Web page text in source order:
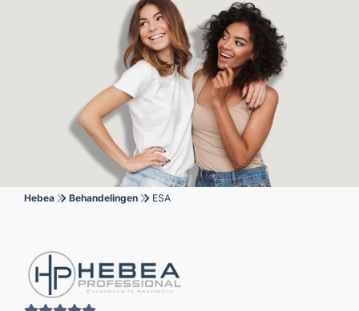
Hebea Behandelingen ESA